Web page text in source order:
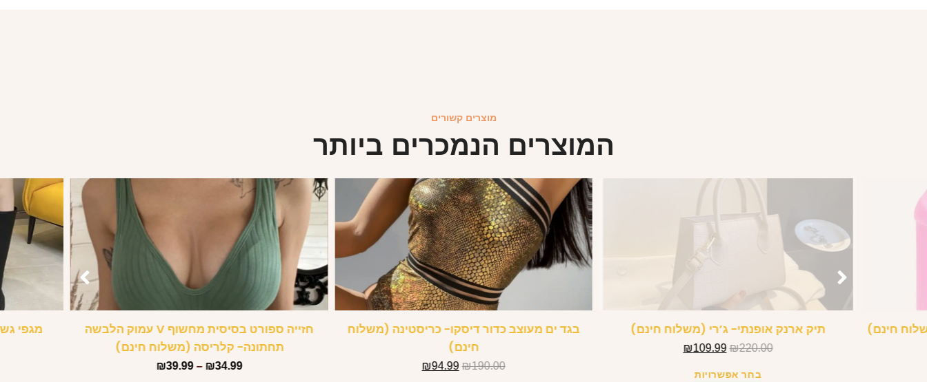
מוצרים קשורים
המוצרים הנמכרים ביותר
חינם) תיק ארנק אופנתי- ג’רי (משלוח חינם)
₪220.00
₪109.99
בחר אפשרויות
בגד ים מעוצב כדור דיסקו- כריסטינה (משלוח
חינם)
₪190.00
₪94.99
חזייה ספורט בסיסית מחשוף V עמוק הלבשה
תחתונה- קלריסה (משלוח חינם)
₪34.99
–
₪39.99
מגפי